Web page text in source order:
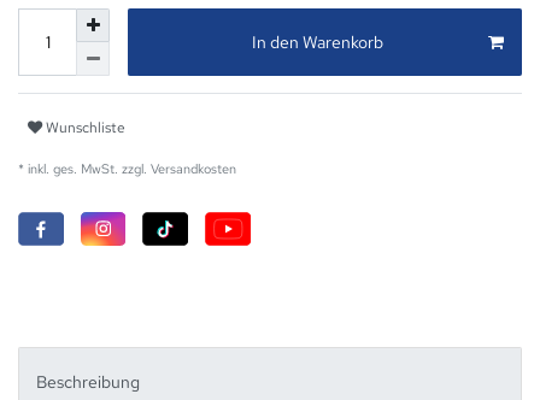
In den Warenkorb
Wunschliste
* inkl. ges. MwSt. zzgl. Versandkosten
Beschreibung